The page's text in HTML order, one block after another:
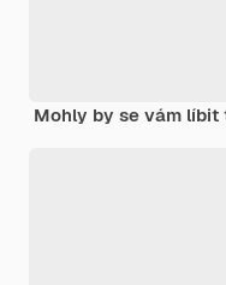
Mohly by se vám